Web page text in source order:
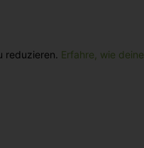
reduzieren. Erfahre, wie deine